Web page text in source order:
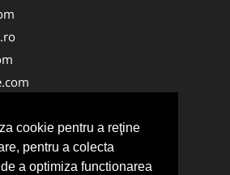
cookie pentru a reţine
pentru a colecta
a optimiza functionarea